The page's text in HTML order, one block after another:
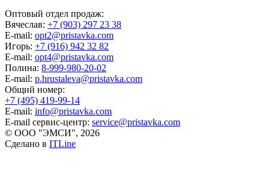
Оптовый отдел продаж:
Вячеслав: +7 (903) 297 23 38
E-mail: opt2@pristavka.com
Игорь: +7 (916) 942 32 82
E-mail: opt4@pristavka.com
Полина: 8-999-980-20-02
E-mail: p.hrustaleva@pristavka.com
Общий номер:
+7 (495) 419-99-14
E-mail: info@pristavka.com
E-mail сервис-центр: service@pristavka.com
© ООО "ЭМСИ", 2026
Сделано в ITLine